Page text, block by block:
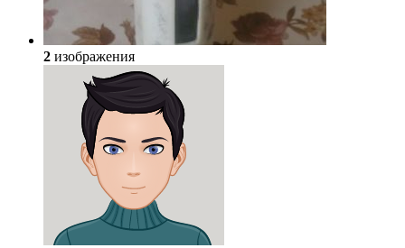
2 изображения